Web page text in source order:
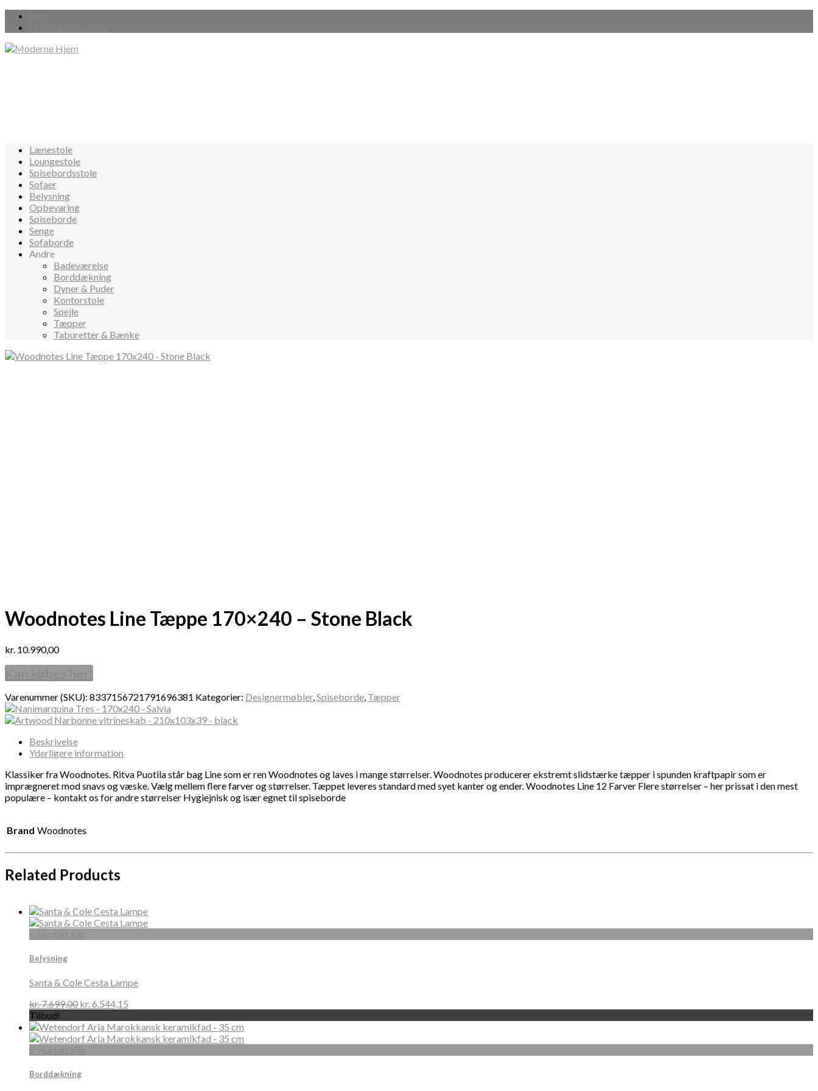
Lænestole
Loungestole
Spisebordsstole
Sofaer
Belysning
Opbevaring
Spiseborde
Senge
Sofaborde
Andre
Badeværelse
Borddækning
Dyner & Puder
Kontorstole
Spejle
Tæpper
Taburetter & Bænke
Woodnotes Line Tæppe 170×240 – Stone Black
kr. 10.990,00
Varenummer (SKU): 8337156721791696381 Kategorier: Designermøbler,Spiseborde, Tæpper
Beskrivelse
Yderligere information
Klassiker fra Woodnotes. Ritva Puotila står bag Line som er ren Woodnotes og laves i mange størrelser. Woodnotes producerer ekstremt slidstærke tæpper i spunden kraftpapir som er
imprægneret mod snavs og væske. Vælg mellem flere farver og størrelser. Tæppet leveres standard med syet kanter og ender. Woodnotes Line 12 Farver Flere størrelser – her prissat i den mest
populære – kontakt os for andre størrelser Hygiejnisk og især egnet til spiseborde
Brand Woodnotes
Related Products
Belysning
Santa & Cole Cesta Lampe
kr.7.699,00 kr.6.544,15
Tilbud!
Borddækning